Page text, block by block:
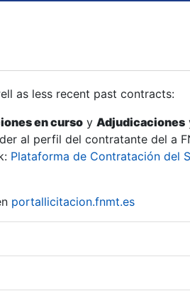
as less recent past contracts:
en curso y Adjudicaciones
al perfil del contratante del a
Plataforma de Contratación del
portallicitacion.fnmt.es